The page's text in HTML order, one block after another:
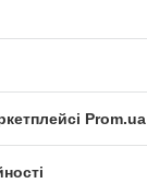
Prom.ua